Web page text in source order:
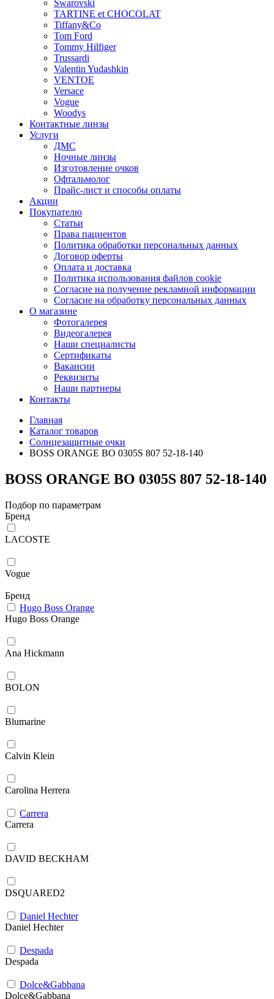
Swarovski
TARTINE et CHOCOLAT
Tiffany&Co
Tom Ford
Tommy Hilfiger
Trussardi
Valentin Yudashkin
VENTOE
Versace
Vogue
Woodys
Контактные линзы
Услуги
ДМС
Ночные линзы
Изготовление очков
Офтальмолог
Прайс-лист и способы оплаты
Акции
Покупателю
Статьи
Права пациентов
Политика обработки персональных данных
Договор оферты
Оплата и доставка
Политика использования файлов cookie
Согласие на получение рекламной информации
Согласие на обработку персональных данных
О магазине
Фотогалерея
Видеогалерея
Наши специалисты
Сертификаты
Вакансии
Реквизиты
Наши партнеры
Контакты
Главная
Каталог товаров
Солнцезащитные очки
BOSS ORANGE BO 0305S 807 52-18-140
BOSS ORANGE BO 0305S 807 52-18-140
Подбор по параметрам
Бренд
LACOSTE
Vogue
Бренд
Hugo Boss Orange
Hugo Boss Orange
Ana Hickmann
BOLON
Blumarine
Calvin Klein
Carolina Herrera
Carrera
Carrera
DAVID BECKHAM
DSQUARED2
Daniel Hechter
Daniel Hechter
Despada
Despada
Dolce&Gabbana
Dolce&Gabbana